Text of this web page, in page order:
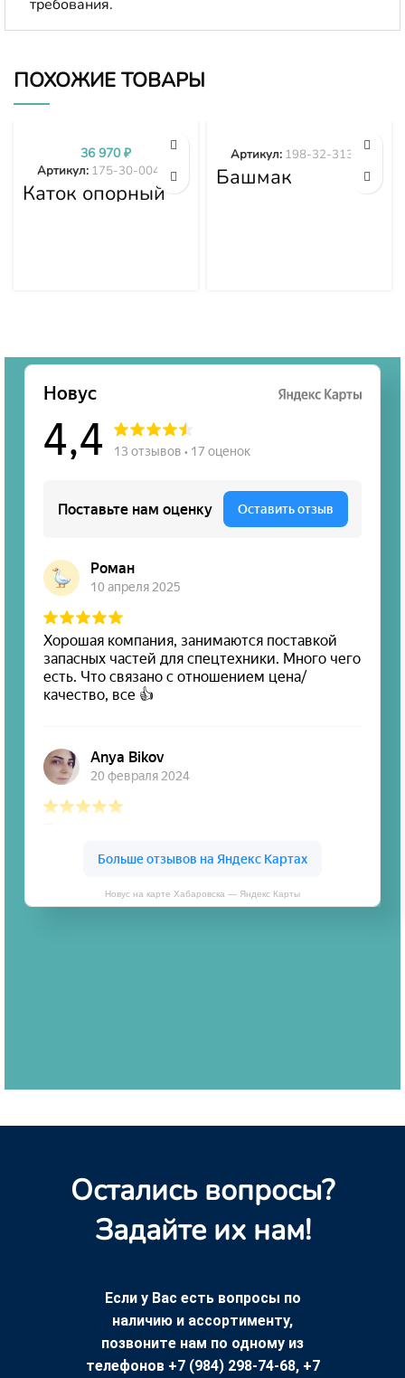
требования.
ПОХОЖИЕ ТОВАРЫ
Каток опорный
двубортный 175-
Артикул: 175-30-00499
36 970₽
Башмак
гусеницы 198-
Артикул: 198-32-31373
Новус на карте Хабаровска — Яндекс Карты
Остались вопросы?
Задайте их нам!
Если у Вас есть вопросы по
наличию и ассортименту,
позвоните нам по одному из
телефонов +7 (984) 298-74-68, +7